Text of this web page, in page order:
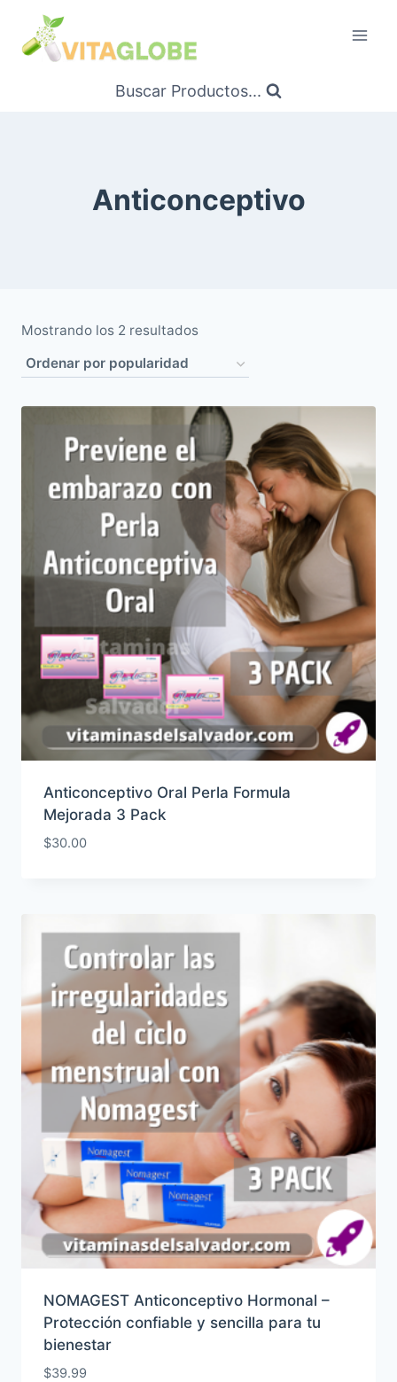
Contenido
Buscar Productos...
Anticonceptivo
Mostrando los 2 resultadosOrdenado
popularidad
Anticonceptivo Oral Perla Formula
Mejorada 3 Pack
$30.00
NOMAGEST Anticonceptivo Hormonal –
Protección confiable y sencilla para tu
bienestar
$39.99